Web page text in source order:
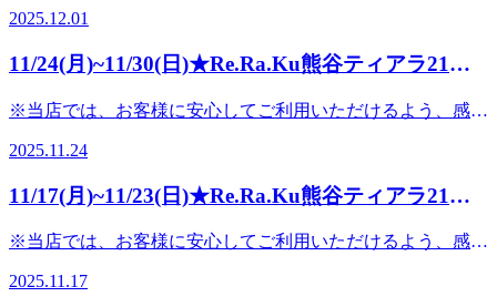
ご予約はお電話・WEB・アプリ・店頭にて承っておりま
す。夏の疲れを感じやすい今こそ、ぜひご自身のケアタイム
にご活用ください!※空き状況は7月20日時点の情報ですリア
ルタイムのご予約状況はお気軽にお問い合せください。
熊谷ティアラ21店≪営業時間≫10:00～21:00 (最終受付
というお客様に特に人気です【GU温活コース】 70分／90
分／120分 (5％OFF)肩甲骨・骨盤・ヘッドスパから選べる30
分ケア付き集中ケアをしたい方におすすめです【アプリ限
定】 平日40分／月木60忙しい時期でも短時間でリフレッシ
ュできるコースです――・・――・・――・・――・・――
年末は疲れを溜め込みやすい時期“温めながらほぐす”だけで
に整えて晴れやかな気持ちで年末を迎えませんか？スタッフ
一同、ご来店を心よりお待ちしております――・・――・・
――・・――・・――【今週の予約空き状況】
に空きがございます(※随時変動しますのでご予約はお早め
直結✔肩・肩甲骨呼吸が浅くなりやすく、姿勢が崩れやすい
作業量も増え、眼精疲労がピークに目の温活は頭の重さの解
ットコース です――・・――・・――・・――・・
――・・――【極楽温活セットコース】 80分 ￥11,880
110分 ￥15,510 ➡ ￥15,180足・肩・肩甲骨・目へまとめて
アプローチ【GU温活コース】 70分／90分／120分
(5％OFF)肩甲骨・骨盤・ヘッドスパから選べる30分ケア付き
年末特有の“姿勢崩れ疲労”に最適です【アプリ限定】平日・
月木限定の短時間コースもございます忙しくて長い時間取れ
ります――・・――・・――・・――・・――◆冬のご褒美
――寒くなると筋肉が固まり、血流が滞り、気づいたら肩が
上がらない...という方も増えてきます・肩甲骨：動きが良く
なり姿勢が整う・肩：呼吸が深くなり、軽さを感じやすい・
ポカポカに・足： 冷え・むくみ対策に最適これらを効率よ
――・・――・・――・・――◆12月おすすめ温活コース
ース】 80分 ￥11,880 110分 ￥15,510 ➡ ￥15,180オイ
てケアできる人気メニューです【GU温活コース】 70分／
ル消毒・常時換気および空気清浄機の稼働・スタッフのマス
ク着用ご理解とご協力のほど、よろしくお願い申し上げます
いつもRe.Ra.Ku熊谷ティアラ21店をご利用いただきありがと
すい季節です――・・――・・――・・――・・――◆冬
は“温めながらほぐす”と効果が出やすい――・・――・・
りやすくなりますそこでホットピローで温めながら施術を行
うことで、血流が促進され、こわばりがほぐれやすくなるん
です✔目温めると血流が戻りやすく、頭の重さにも◎✔肩冬
なる季節 温めながらほぐすと姿勢改善に✔首首は太い血管
2025.12.01
11/24(月)~11/30(日)★Re.Ra.Ku熊谷ティアラ21店
※当店では、お客様に安心してご利用いただけるよう、感染
ル消毒・常時換気および空気清浄機の稼働・スタッフのマス
ク着用ご理解とご協力のほど、よろしくお願い申し上げます
いつもRe.Ra.Ku熊谷ティアラ21店をご利用いただきありがと
肩こり・腰の張り、睡眠の質の低下など、お身体の不調を訴
える方が増えてまいりましたそんな時期におすすめの、ホッ
2025.11.24
11/17(月)~11/23(日)★Re.Ra.Ku熊谷ティアラ21店
※当店では、お客様に安心してご利用いただけるよう、感染
ル消毒・常時換気および空気清浄機の稼働・スタッフのマス
2025.11.17